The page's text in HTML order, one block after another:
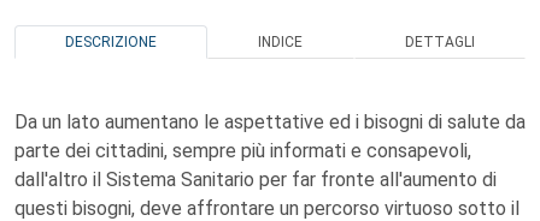
DESCRIZIONE INDICE DETTAGLI
Da un lato aumentano le aspettative ed i bisogni di salute da
parte dei cittadini, sempre più informati e consapevoli,
dall'altro il Sistema Sanitario per far fronte all'aumento di
questi bisogni, deve affrontare un percorso virtuoso sotto il